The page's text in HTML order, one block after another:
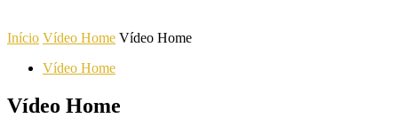
Início Vídeo Home Vídeo Home
Vídeo Home
Vídeo Home